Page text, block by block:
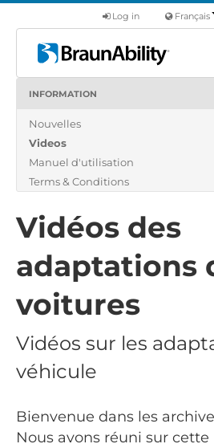
Français
Log in
Produits
Nous
Trouver un revendeur
INFORMATION
Nouvelles
Videos
Manuel d'utilisation
Terms & Conditions
Vidéos des
adaptations
voitures
Vidéos sur les
véhicule
Bienvenue dans les
Nous avons réuni sur